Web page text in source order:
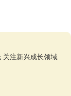
关注新兴成长领域